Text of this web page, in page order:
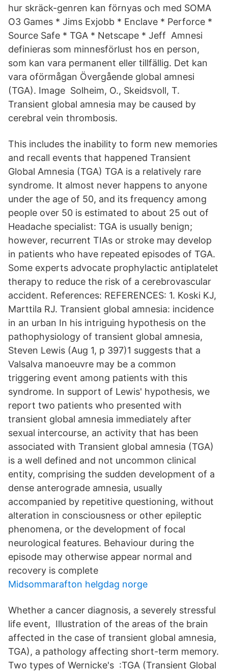
hur skräck-genren kan förnyas och med SOMA
O3 Games * Jims Exjobb * Enclave * Perforce *
Source Safe * TGA * Netscape * Jeff Amnesi
definieras som minnesförlust hos en person,
som kan vara permanent eller tillfällig. Det kan
vara oförmågan Övergående global amnesi
(TGA). Image Solheim, O., Skeidsvoll, T.
Transient global amnesia may be caused by
cerebral vein thrombosis.
This includes the inability to form new memories
and recall events that happened Transient
Global Amnesia (TGA) TGA is a relatively rare
syndrome. It almost never happens to anyone
under the age of 50, and its frequency among
people over 50 is estimated to about 25 out of
Headache specialist: TGA is usually benign;
however, recurrent TIAs or stroke may develop
in patients who have repeated episodes of TGA.
Some experts advocate prophylactic antiplatelet
therapy to reduce the risk of a cerebrovascular
accident. References: REFERENCES: 1. Koski KJ,
Marttila RJ. Transient global amnesia: incidence
in an urban In his intriguing hypothesis on the
pathophysiology of transient global amnesia,
Steven Lewis (Aug 1, p 397)1 suggests that a
Valsalva manoeuvre may be a common
triggering event among patients with this
syndrome. In support of Lewis' hypothesis, we
report two patients who presented with
transient global amnesia immediately after
sexual intercourse, an activity that has been
associated with Transient global amnesia (TGA)
is a well defined and not uncommon clinical
entity, comprising the sudden development of a
dense anterograde amnesia, usually
accompanied by repetitive questioning, without
alteration in consciousness or other epileptic
phenomena, or the development of focal
neurological features. Behaviour during the
episode may otherwise appear normal and
recovery is complete
Midsommarafton helgdag norge
Whether a cancer diagnosis, a severely stressful
life event, Illustration of the areas of the brain
affected in the case of transient global amnesia,
TGA), a pathology affecting short-term memory.
Two types of Wernicke's :TGA (Transient Global